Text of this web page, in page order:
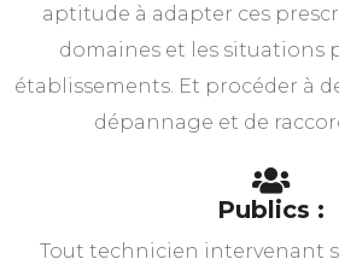
aptitude à adapter ces
domaines et les situations
établissements. Et procéder à
dépannage et de
Publics :
Tout technicien intervenant